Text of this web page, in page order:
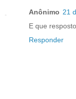
Anônimo 21
E que
Responder